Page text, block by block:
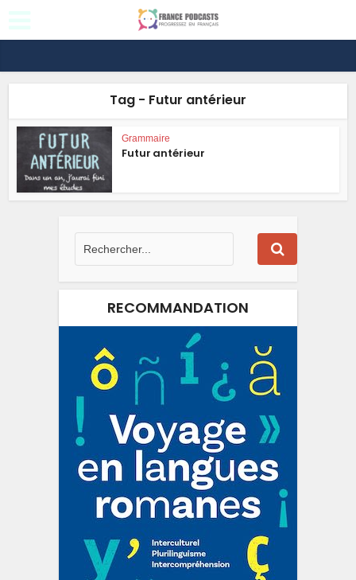
Tag - Futur antérieur
Grammaire
Futur antérieur
RECOMMANDATION